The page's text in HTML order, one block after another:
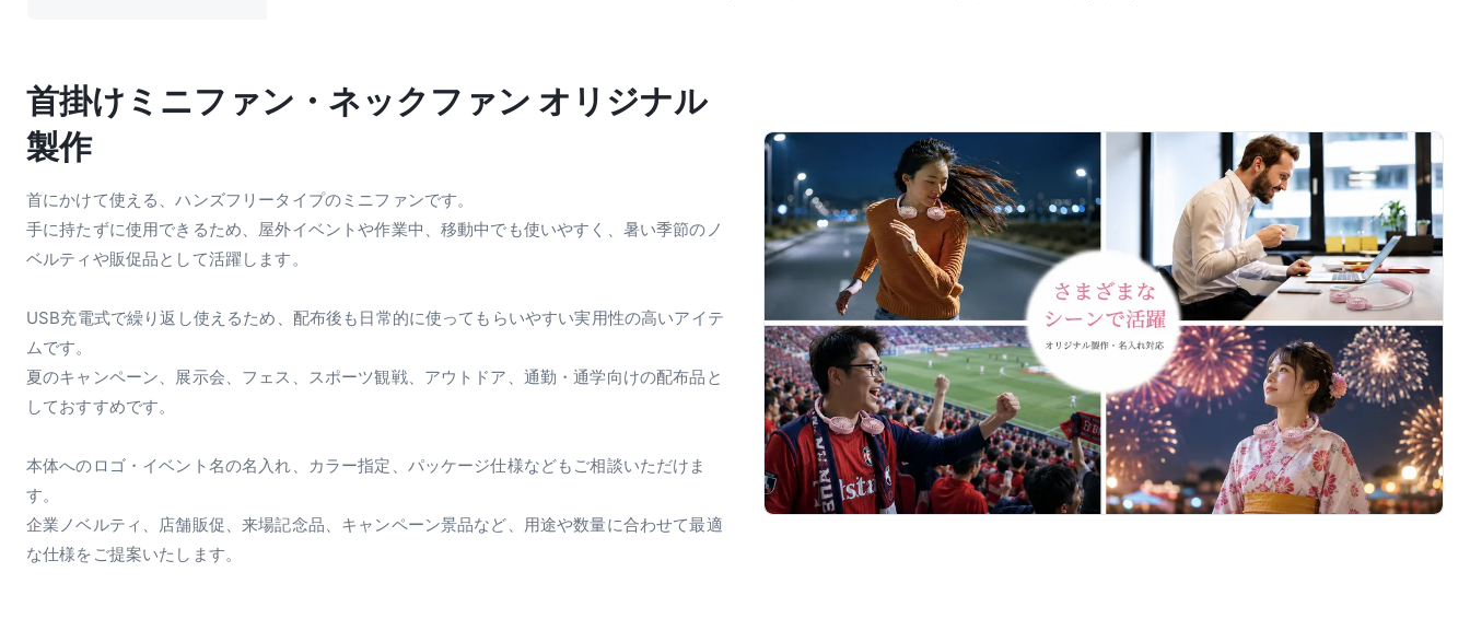
首掛けミニファン・ネックファン オリジナル
製作
首にかけて使える、ハンズフリータイプのミニファンです。
手に持たずに使用できるため、屋外イベントや作業中、移動中でも使いやすく、暑い季節のノ
ベルティや販促品として活躍します。
USB充電式で繰り返し使えるため、配布後も日常的に使ってもらいやすい実用性の高いアイテ
ムです。
夏のキャンペーン、展示会、フェス、スポーツ観戦、アウトドア、通勤・通学向けの配布品と
しておすすめです。
本体へのロゴ・イベント名の名入れ、カラー指定、パッケージ仕様などもご相談いただけま
す。
企業ノベルティ、店舗販促、来場記念品、キャンペーン景品など、用途や数量に合わせて最適
な仕様をご提案いたします。